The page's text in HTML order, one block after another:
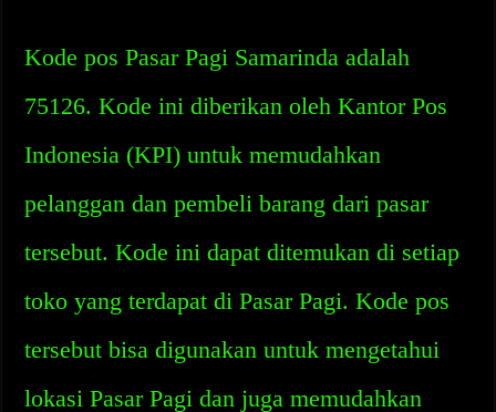
Kode pos Pasar Pagi Samarinda adalah
75126. Kode ini diberikan oleh Kantor Pos
Indonesia (KPI) untuk memudahkan
pelanggan dan pembeli barang dari pasar
tersebut. Kode ini dapat ditemukan di setiap
toko yang terdapat di Pasar Pagi. Kode pos
tersebut bisa digunakan untuk mengetahui
lokasi Pasar Pagi dan juga memudahkan